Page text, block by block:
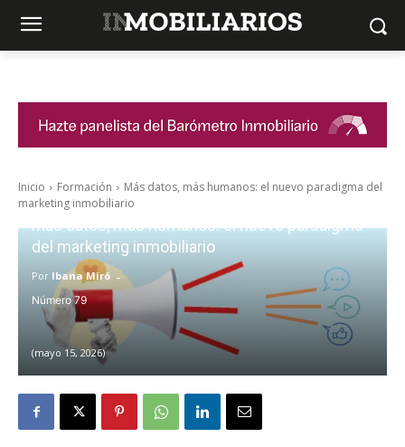
Inicio Formación
Más datos, más humanos: el nuevo paradigma del
marketing inmobiliario
Más datos, más humanos: el nuevo paradigma
del marketing inmobiliario
Por Ibana Miró -
79
mayo 15, 2026